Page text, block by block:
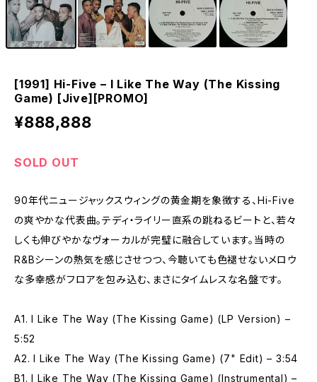
[1991] Hi-Five – I Like The Way (The Kissing
Game) [Jive][PROMO]
¥888,888
SOLD OUT
90年代ニュージャックスウィングの黄金期を象徴する、Hi-Five
の爽やかな代表曲。テディ・ライリー直系の跳ねるビートと、若々
しくも伸びやかなヴォーカルが完璧に融合しています。当時の
R&Bシーンの熱気を感じさせつつ、今聴いても色褪せないメロウ
な多幸感がフロアを包み込む、まさにタイムレスな名盤です。
A1. I Like The Way (The Kissing Game) (LP Version) –
5:52
A2. I Like The Way (The Kissing Game) (7" Edit) – 3:54
B1. I Like The Way (The Kissing Game) (Instrumental) –